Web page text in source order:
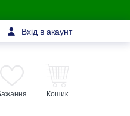
Вхід в акаунт
Кошик